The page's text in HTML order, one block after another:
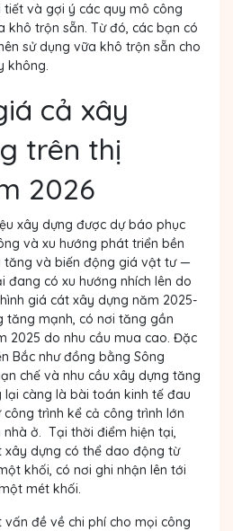
tiết và gợi ý các quy mô công
khô trộn sẵn. Từ đó, các bạn có
sử dụng vữa khô trộn sẵn cho
không.
cả xây
trên thị
2026
xây dựng được dự báo phục
và xu hướng phát triển bền
tăng và biến động giá vật tư —
đang có xu hướng nhích lên do
giá cát xây dựng năm 2025-
tăng mạnh, có nơi tăng gần
2025 do nhu cầu mua cao. Đặc
Bắc như đồng bằng Sông
chế và nhu cầu xây dựng tăng
càng là bài toán kinh tế đau
trình kể cả công trình lớn
ở. Tại thời điểm hiện tại,
xây dựng có thể dao động từ
khối, có nơi ghi nhận lên tới
mét khối.
đề về chi phí cho mọi công